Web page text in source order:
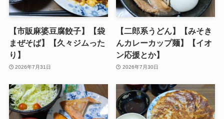
【市販麻婆豆腐餃子】【袋
まぜそば】【久々ジムった
り】
2026年7月31日
【二郎系うどん】【みそき
んカレーカップ麺】【イオ
ン応援とか】
2026年7月30日